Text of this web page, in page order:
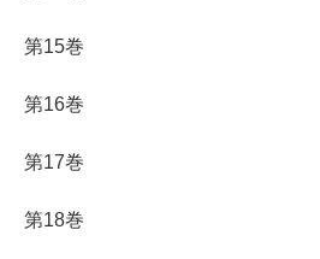
第15巻
第16巻
第17巻
第18巻